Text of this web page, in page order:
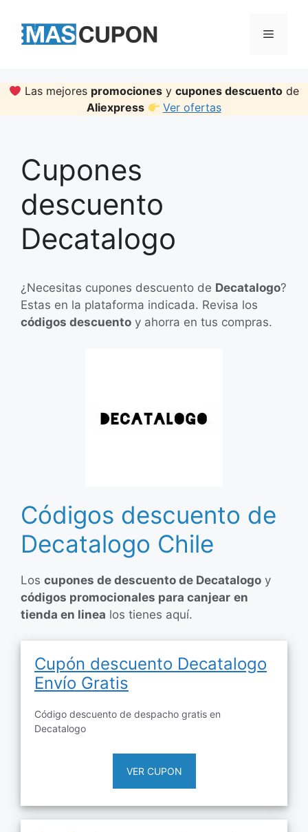
content
Menu
Las mejores promociones ycupones descuento de
Aliexpress
Ver ofertas
Cupones
descuento
Decatalogo
¿Necesitas cupones descuento de Decatalogo?
Estas en la plataforma indicada. Revisa los
códigos descuento y ahorra en tus compras.
Códigos descuento de
Decatalogo Chile
Los cupones de descuento de Decatalogo y
códigos promocionales para canjear en
tienda en linea los tienes aquí.
Cupón descuento Decatalogo
Envío Gratis
Código descuento de despacho gratis en
Decatalogo
VER CUPON